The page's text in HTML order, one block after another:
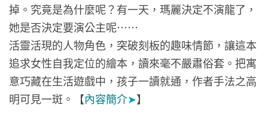
掉。究竟是為什麼呢？有一天，瑪麗決定不演龍了，
她是否決定要演公主呢……
活靈活現的人物角色，突破刻板的趣味情節，讓這本
追求女性自我定位的繪本，讀來毫不嚴肅俗套。把寓
意巧藏在生活遊戲中，孩子一讀就通，作者手法之高
明可見一斑。【內容簡介➤】